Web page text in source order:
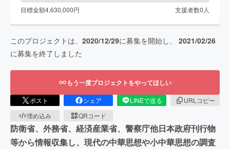
目標金額4,630,000円 支援者数0 人
このプロジェクトは、 2020/12/29に募集を開始し、 2021/02/26
に募集を終了しました
もう一度プロジェクトをやってほしい
ポスト シェア LINEで送る
URLコピー
埋め込み
QRコード
防衛省、外務省、経済産業省、警察庁他日本政府刊行物
等から情報収集し、現代の中華思想や小中華思想の調査